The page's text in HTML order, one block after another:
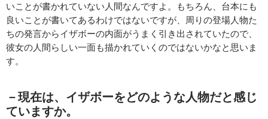
いことが書かれていない人間なんですよ。もちろん、台本にも
良いことが書いてあるわけではないですが、周りの登場人物た
ちの発言からイザボーの内面がうまく引き出されていたので、
彼女の人間らしい一面も描かれていくのではないかなと思いま
す。
－現在は、イザボーをどのような人物だと感じ
ていますか。